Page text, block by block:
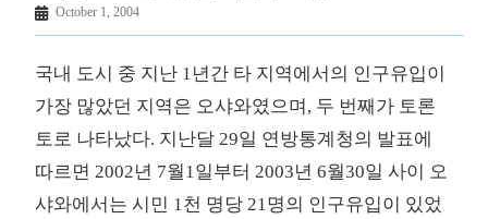
October 1, 2004
국내 도시 중 지난 1년간 타 지역에서의 인구유입이
가장 많았던 지역은 오샤와였으며, 두 번째가 토론
토로 나타났다. 지난달 29일 연방통계청의 발표에
따르면 2002년 7월1일부터 2003년 6월30일 사이 오
샤와에서는 시민 1천 명당 21명의 인구유입이 있었